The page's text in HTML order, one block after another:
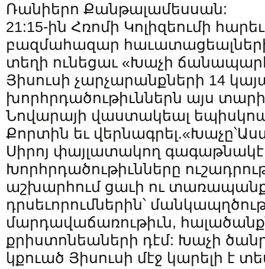
Ռանիերո Քանթալամեսսան:
21:15-ին Հռոմի Կոլիզեումի
բազմահազար
տեղի ունեցաւ «Խաչի
Յիսուսի չարչարանքների 14
խորհրդածութիւններն այս
Նովարայի վաստակեալ
Քորտին եւ
Սիրոյ փայլատակող
Խորհրդածութիւնները
աշխարհում ցաւի ու
դրսեւորումներին՝
մարդավաճառութիւն,
քրիստոնեաների դէմ: Խաչի
կքուած Յիսուսի մէջ կարելի է